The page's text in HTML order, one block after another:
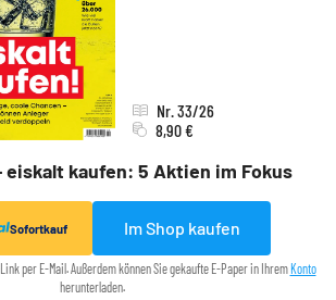
eiskalt kaufen: 5 Aktien im Fokus
Nr. 33/26
8,90 €
Sofortkauf Im Shop kaufen
per E-Mail. Außerdem können Sie gekaufte E-Paper in Ihrem Konto
herunterladen.